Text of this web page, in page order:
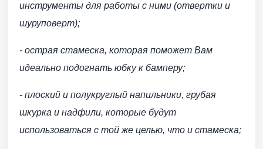
инструменты для работы с ними (отвертки и
шуруповерт);
- острая стамеска, которая поможет Вам
идеально подогнать юбку к бамперу;
- плоский и полукруглый напильники, грубая
шкурка и надфили, которые будут
использоваться с той же целью, что и стамеска;